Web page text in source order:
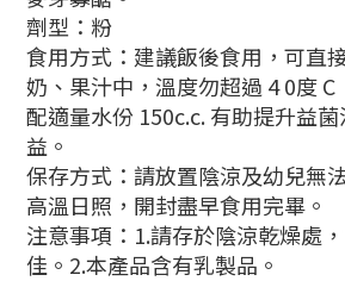
劑型：粉
食用方式： 建議飯後食用，可直
奶、果汁中，溫度勿超過 4 0度 C
配適量水份 150c.c. 有助提升益
益。
保存方式： 請放置陰涼及幼兒無
高溫日照，開封盡早食用完畢。
注意事項：1.請存於陰涼乾燥處
佳。 2.本產品含有乳製品。